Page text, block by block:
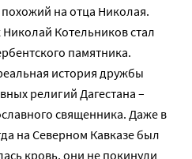
на отца Николая.
Котельников стал
памятника.
история дружбы
религий Дагестана –
священника. Даже в
на Северном Кавказе был
кровь, они не покинули